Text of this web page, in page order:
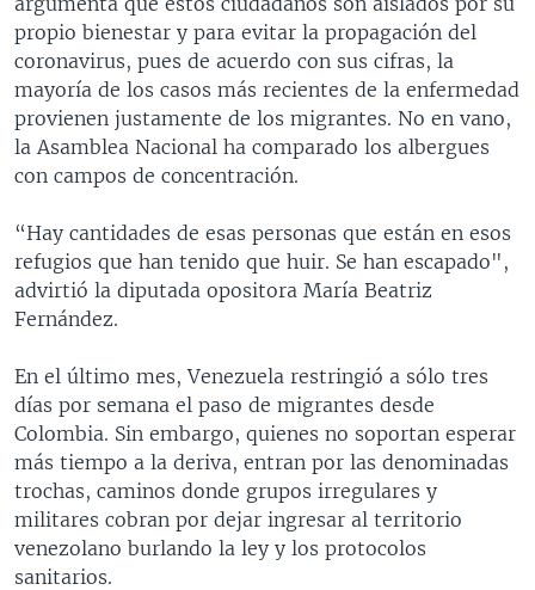
propio bienestar y para evitar la propagación del
coronavirus, pues de acuerdo con sus cifras, la
mayoría de los casos más recientes de la enfermedad
provienen justamente de los migrantes. No en vano,
la Asamblea Nacional ha comparado los albergues
con campos de concentración.
“Hay cantidades de esas personas que están en esos
refugios que han tenido que huir. Se han escapado",
advirtió la diputada opositora María Beatriz
Fernández.
En el último mes, Venezuela restringió a sólo tres
días por semana el paso de migrantes desde
Colombia. Sin embargo, quienes no soportan esperar
más tiempo a la deriva, entran por las denominadas
trochas, caminos donde grupos irregulares y
militares cobran por dejar ingresar al territorio
venezolano burlando la ley y los protocolos
sanitarios.